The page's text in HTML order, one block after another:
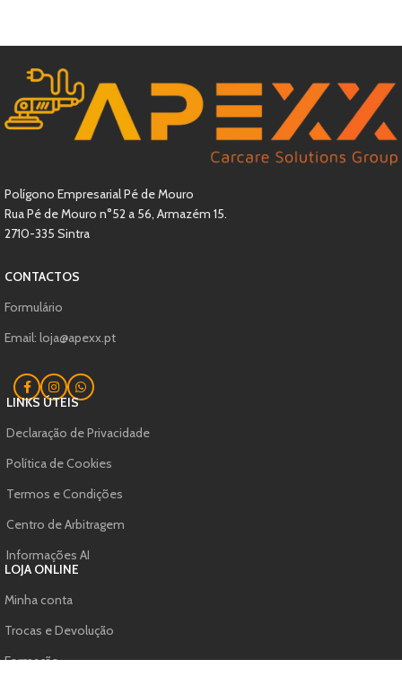
Polígono Empresarial Pé de Mouro
Rua Pé de Mouro n°52 a 56, Armazém 15.
2710-335 Sintra
CONTACTOS
Formulário
Email: loja@apexx.pt
LINKS ÚTEIS
Declaração de Privacidade
Política de Cookies
Termos e Condições
Centro de Arbitragem
Informações AI
LOJA ONLINE
Minha conta
Trocas e Devolução
Formação